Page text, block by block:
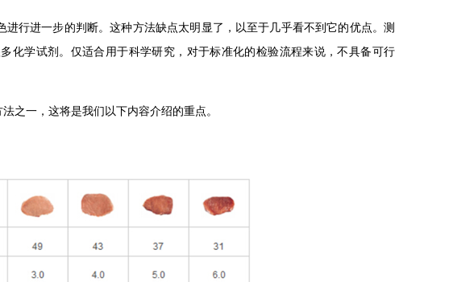
行进一步的判断。这种方法缺点太明显了，以至于几乎看不到它的优点。测
化学试剂。仅适合用于科学研究，对于标准化的检验流程来说，不具备可行
之一，这将是我们以下内容介绍的重点。